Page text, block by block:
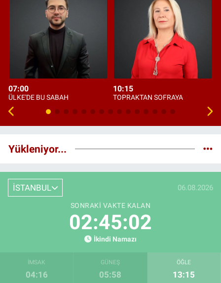
07:00
ÜLKE'DE BU SABAH
10:15
TOPRAKTAN SOFRAYA
Yükleniyor...
İSTANBUL 06.08.2026
SONRAKI VAKTE KALAN
02:45:01
İkindi Namazı
İMSAK
04:16
GÜNEŞ
05:58
ÖĞLE
13:15